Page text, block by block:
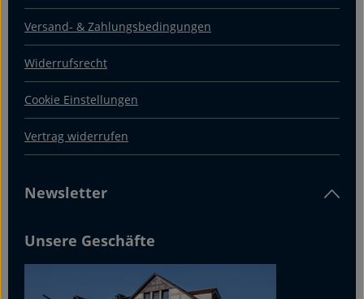
Versand- & Zahlungsbedingungen
Widerrufsrecht
Cookie Einstellungen
Vertrag widerrufen
Newsletter
Unsere Geschäfte